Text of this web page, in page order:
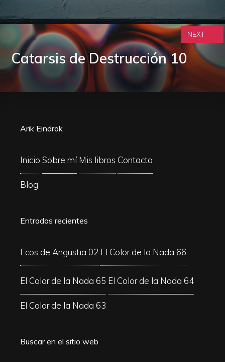
Catarsis de Destrucción 10
NEXT
Arik Eindrok
Inicio Sobre mí Mis libros Contacto
Blog
Entradas recientes
Ecos de Angustia 02 El Color de la Nada 66
El Color de la Nada 65 El Color de la Nada 64
El Color de la Nada 63
Buscar en el sitio web